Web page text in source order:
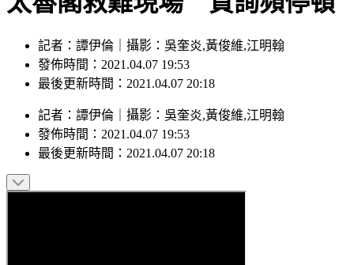
太魯閣救難現場 質詢頻停頓
記者：譚伊倫｜攝影：吳奎炎,黃俊維,江明翰
發佈時間：2021.04.07 19:53
記者：譚伊倫｜ 攝影：吳奎炎,黃俊維,江明翰
發佈時間：2021.04.07 19:53